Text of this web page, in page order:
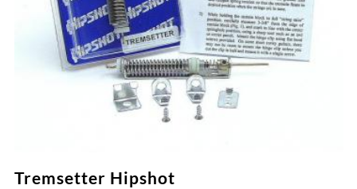
Tremsetter Hipshot